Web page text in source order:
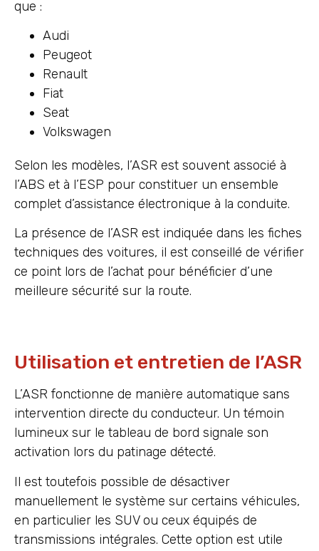
que :
Audi
Peugeot
Renault
Fiat
Seat
Volkswagen
Selon les modèles, l’ASR est souvent associé à
l’ABS et à l’ESP pour constituer un ensemble
complet d’assistance électronique à la conduite.
La présence de l’ASR est indiquée dans les fiches
techniques des voitures, il est conseillé de vérifier
ce point lors de l’achat pour bénéficier d’une
meilleure sécurité sur la route.
Utilisation et entretien de l’ASR
L’ASR fonctionne de manière automatique sans
intervention directe du conducteur. Un témoin
lumineux sur le tableau de bord signale son
activation lors du patinage détecté.
Il est toutefois possible de désactiver
manuellement le système sur certains véhicules,
en particulier les SUV ou ceux équipés de
transmissions intégrales. Cette option est utile